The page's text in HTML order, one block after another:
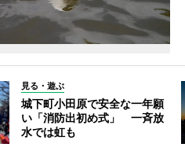
見る・遊ぶ
城下町小田原で安全な一年願
い「消防出初め式」 一斉放
水では虹も